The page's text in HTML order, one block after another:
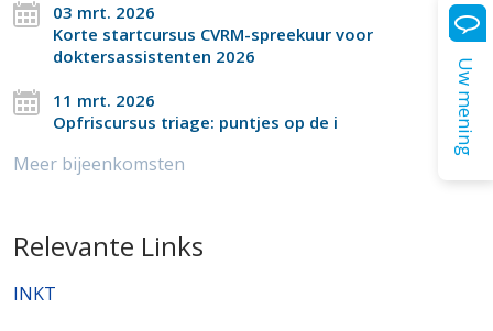
Uw mening
03 mrt. 2026
Korte startcursus CVRM-spreekuur voor
doktersassistenten 2026
11 mrt. 2026
Opfriscursus triage: puntjes op de i
Meer bijeenkomsten
Relevante Links
INKT